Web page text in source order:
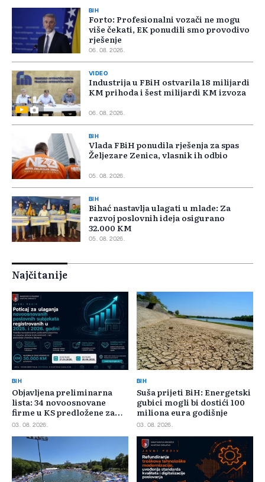
BIH
Forto: Profesionalni vozači ne mogu
više čekati, EK ponudili smo provodivo
rješenje
06. 08. 2026.
VIDEO
Industrija u FBiH ostvarila 18 milijardi
KM prihoda i šest milijardi KM izvoza
06. 08. 2026.
BIH
Vlada FBiH ponudila rješenja za spas
Željezare Zenica, vlasnik ih odbio
05. 08. 2026.
BIH
Bihać nastavlja ulagati u mlade: Za
razvoj poslovnih ideja osigurano
32.000 KM
05. 08. 2026.
Najčitanije
BIH
Objavljena preliminarna
lista: 34 novoosnovane
firme u KS predložene za
400.000 KM poticaja
03. 08. 2026.
BIH
Suša prijeti BiH: Energetski
gubici mogli bi dostići 100
miliona eura godišnje
03. 08. 2026.